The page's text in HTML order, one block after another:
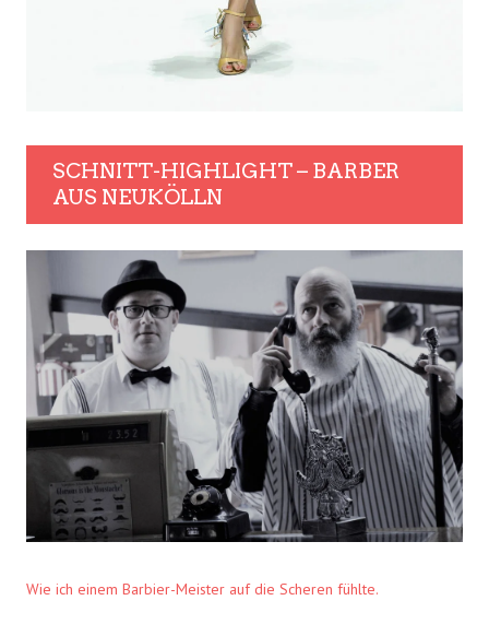
SCHNITT-HIGHLIGHT – BARBER
AUS NEUKÖLLN
Wie ich einem Barbier-Meister auf die Scheren fühlte.